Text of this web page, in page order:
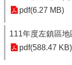
pdf(6.27 MB)
111年度左鎮區
pdf(588.47 KB)